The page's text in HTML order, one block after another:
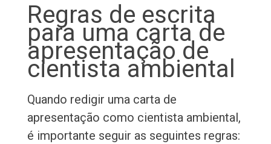
Regras de escrita
para uma carta de
apresentação de
cientista ambiental
Quando redigir uma carta de
apresentação como cientista ambiental,
é importante seguir as seguintes regras: